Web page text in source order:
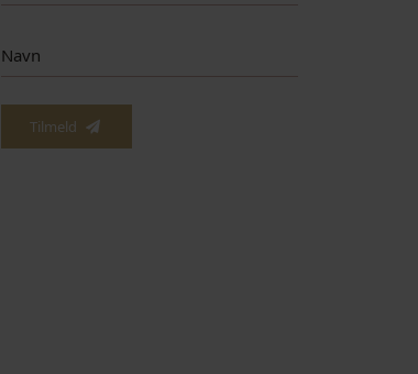
Tilmeld